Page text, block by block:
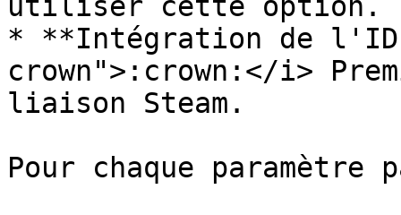
* **Intégration de l'ID
crown">:crown:</i>
liaison Steam.
Pour chaque